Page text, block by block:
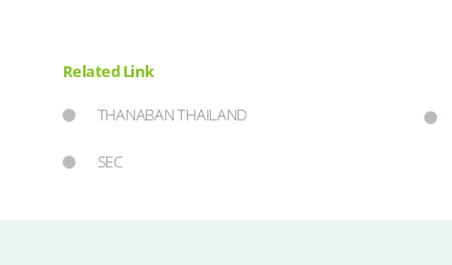
Related Link
THANABAN THAILAND
SEC
Public Company Limited. by . All rights reserved. |